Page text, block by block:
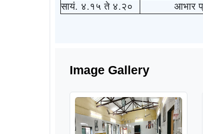
सायं. ४.१५ ते ४.२०
आभार
Image Gallery